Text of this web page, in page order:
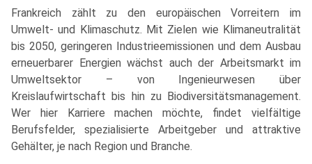
Frankreich zählt zu den europäischen Vorreitern im
Umwelt- und Klimaschutz. Mit Zielen wie Klimaneutralität
bis 2050, geringeren Industrieemissionen und dem Ausbau
erneuerbarer Energien wächst auch der Arbeitsmarkt im
Umweltsektor – von Ingenieurwesen über
Kreislaufwirtschaft bis hin zu Biodiversitätsmanagement.
Wer hier Karriere machen möchte, findet vielfältige
Berufsfelder, spezialisierte Arbeitgeber und attraktive
Gehälter, je nach Region und Branche.